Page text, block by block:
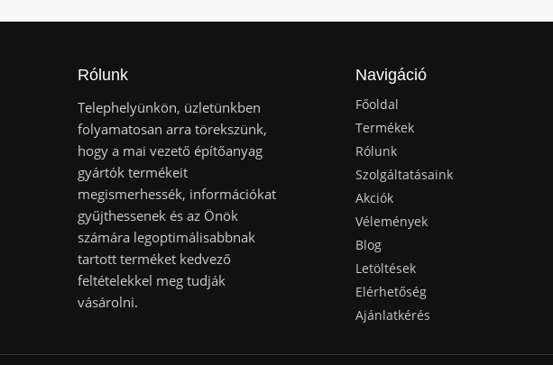
Rólunk
Telephelyünkön, üzletünkben
folyamatosan arra törekszünk,
hogy a mai vezető építőanyag
gyártók termékeit
megismerhessék, információkat
gyűjthessenek és az Önök
számára legoptimálisabbnak
tartott terméket kedvező
feltételekkel meg tudják
vásárolni.
Navigáció
Főoldal
Termékek
Rólunk
Szolgáltatásaink
Akciók
Vélemények
Blog
Letöltések
Elérhetőség
Ajánlatkérés